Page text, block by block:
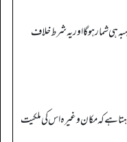
ہی شمار ہوگا اوریہ شرط خلاف
ہے کہ مکان وغیرہ اس کی ملکیت